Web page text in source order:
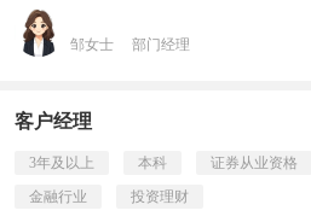
邹女士 部门经理
客户经理
3年及以上 本科 证券从业资格
金融行业
投资理财